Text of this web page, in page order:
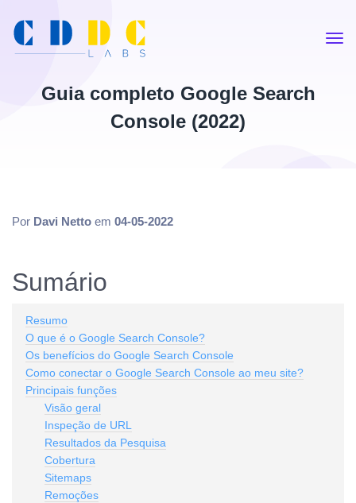
Guia completo Google Search
Console (2022)
Por Davi Netto em 04-05-2022
Sumário
Resumo
O que é o Google Search Console?
Os benefícios do Google Search Console
Como conectar o Google Search Console ao meu site?
Principais funções
Visão geral
Inspeção de URL
Resultados da Pesquisa
Cobertura
Sitemaps
Remoções